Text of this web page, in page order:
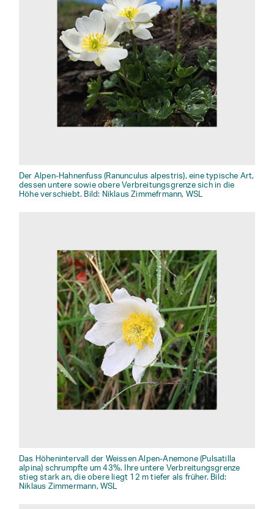
Der Alpen-Hahnenfuss (Ranunculus alpestris), eine typische Art,
dessen untere sowie obere Verbreitungsgrenze sich in die
Höhe verschiebt. Bild: Niklaus Zimmefrmann, WSL
Das Höhenintervall der Weissen Alpen-Anemone (Pulsatilla
alpina) schrumpfte um 43%. Ihre untere Verbreitungsgrenze
stieg stark an, die obere liegt 12 m tiefer als früher. Bild:
Niklaus Zimmermann, WSL